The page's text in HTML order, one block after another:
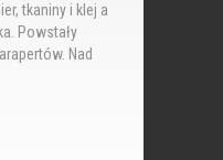
tkaniny i klej a
Powstały
Nad